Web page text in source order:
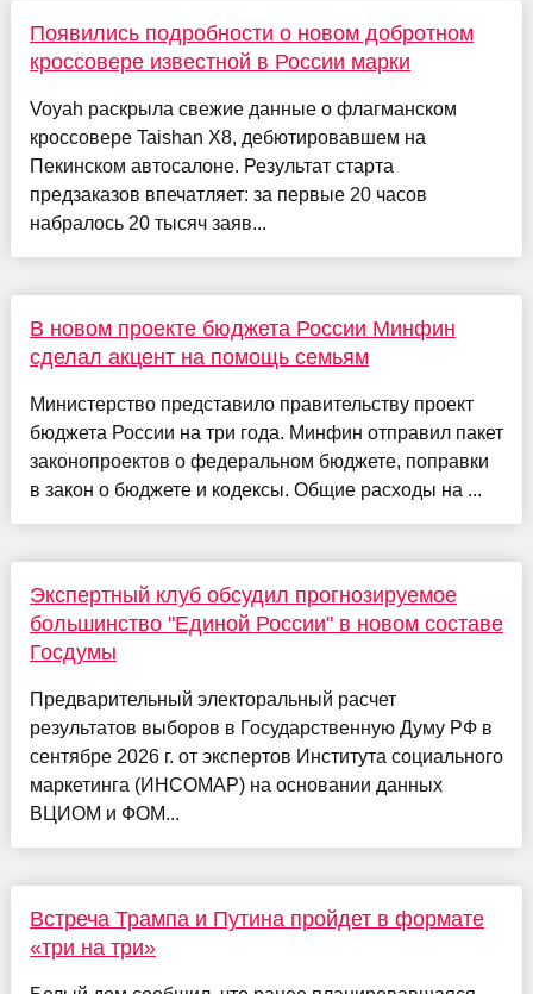
Появились подробности о новом добротном
кроссовере известной в России марки
Voyah раскрыла свежие данные о флагманском
кроссовере Taishan X8, дебютировавшем на
Пекинском автосалоне. Результат старта
предзаказов впечатляет: за первые 20 часов
набралось 20 тысяч заяв...
В новом проекте бюджета России Минфин
сделал акцент на помощь семьям
Министерство представило правительству проект
бюджета России на три года. Минфин отправил пакет
законопроектов о федеральном бюджете, поправки
в закон о бюджете и кодексы. Общие расходы на ...
Экспертный клуб обсудил прогнозируемое
большинство "Единой России" в новом составе
Госдумы
Предварительный электоральный расчет
результатов выборов в Государственную Думу РФ в
сентябре 2026 г. от экспертов Института социального
маркетинга (ИНСОМАР) на основании данных
ВЦИОМ и ФОМ...
Встреча Трампа и Путина пройдет в формате
«три на три»